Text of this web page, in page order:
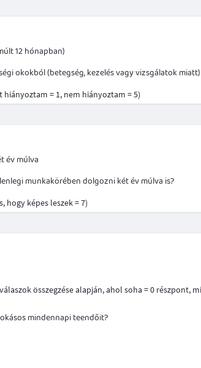
12 hónapban)
okokból (betegség, kezelés vagy vizsgálatok
= 1, nem hiányoztam = 5)
év múlva
munkakörében dolgozni két év múlva is?
hogy képes leszek = 7)
összegzése alapján, ahol soha = 0 részpont,
mindennapi teendőit?